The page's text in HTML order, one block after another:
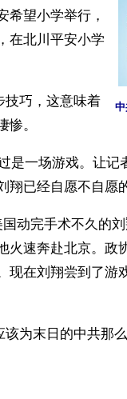
希望小学举行，
在北川平安小学
技巧，这意味着
。
是一场游戏。让记
已经自愿不自愿
动完手术不久的
速奔赴北京。政
在刘翔尝到了游
为末日的中共那么